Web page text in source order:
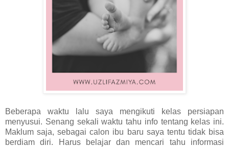
Beberapa waktu lalu saya mengikuti kelas persiapan
menyusui. Senang sekali waktu tahu info tentang kelas ini.
Maklum saja, sebagai calon ibu baru saya tentu tidak bisa
berdiam diri. Harus belajar dan mencari tahu informasi